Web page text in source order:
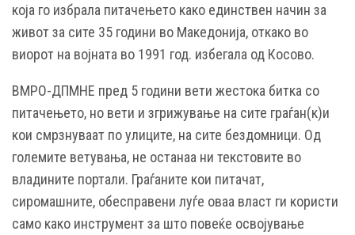
која го избрала питачењето како единствен начин за
живот за сите 35 години во Македонија, откако во
виорот на војната во 1991 год. избегала од Косово.
ВМРО-ДПМНЕ пред 5 години вети жестока битка со
питачењето, но вети и згрижување на сите граѓан(к)и
кои смрзнуваат по улиците, на сите бездомници. Од
големите ветувања, не останаа ни текстовите во
владините портали. Граѓаните кои питачат,
сиромашните, обесправени луѓе оваа власт ги користи
само како инструмент за што повеќе освојување